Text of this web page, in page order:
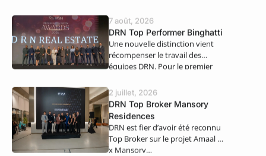
7 août, 2026
DRN Top Performer Binghatti
Une nouvelle distinction vient
récompenser le travail des
équipes DRN. Pour le premier
2 juillet, 2026
DRN Top Broker Mansory
Residences
DRN est fier d’avoir été reconnu
Top Broker sur le projet Amaal 8
x Mansory…